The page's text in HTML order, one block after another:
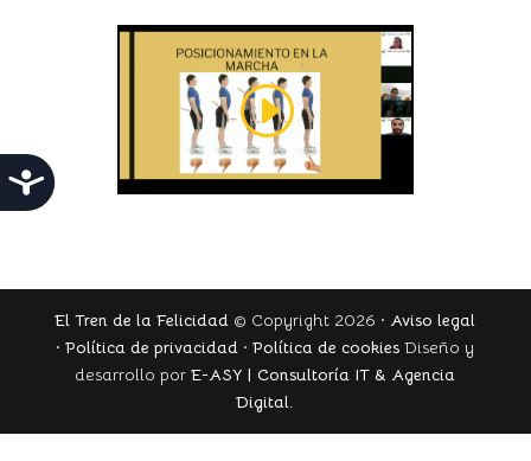
Accesibilidad
El Tren de la Felicidad © Copyright 2026 ·Aviso legal
·Política de privacidad ·Política de cookies Diseño y
desarrollo porE-ASY | Consultoría IT & Agencia
Digital.